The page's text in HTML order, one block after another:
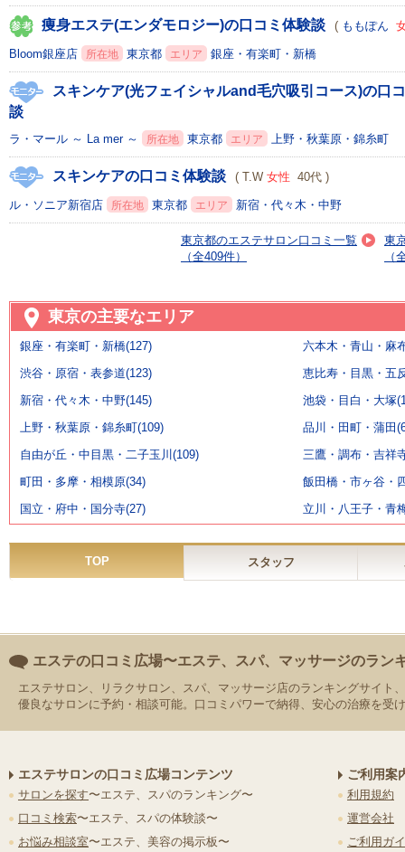
痩身エステ(エンダモロジー)の口コミ体験談 ( ももぽん
Bloom銀座店 所在地 東京都 エリア 銀座・有楽町・新橋
スキンケア(光フェイシャルand毛穴吸引コース)の口
談
ラ・マール ～ La mer ～ 所在地 東京都 エリア 上野・秋葉原・錦糸町
スキンケアの口コミ体験談 ( T.W 女性 40代 )
ル・ソニア新宿店 所在地 東京都 エリア 新宿・代々木・中野
東
（
東京都のエステサロン口コミ一覧
（全409件）
東京の主要なエリア
銀座・有楽町・新橋(127)
六本木・青山・麻
渋谷・原宿・表参道(123)
恵比寿・目黒・五
新宿・代々木・中野(145)
池袋・目白・大塚
上野・秋葉原・錦糸町(109)
品川・田町・蒲田
自由が丘・中目黒・二子玉川(109)
三鷹・調布・吉祥
町田・多摩・相模原(34)
飯田橋・市ヶ谷・
国立・府中・国分寺(27)
立川・八王子・青
TOP スタッフ
エステの口コミ広場〜エステ、スパ、マッサージのラン
エステサロン、リラクサロン、スパ、マッサージ店のランキングサイト
優良なサロンに予約・相談可能。口コミパワーで納得、安心の治療を受
エステサロンの口コミ広場コンテンツ
サロンを探す〜エステ、スパのランキング〜
口コミ検索〜エステ、スパの体験談〜
お悩み相談室〜エステ、美容の掲示板〜
ご利用案
利用規約
運営会社
ご利用ガ